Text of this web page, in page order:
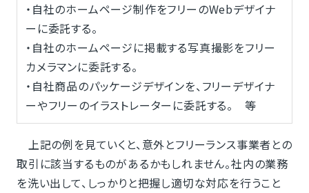
・自社のホームページ制作をフリーのWebデザイナ
ーに委託する。
・自社のホームページに掲載する写真撮影をフリー
カメラマンに委託する。
・自社商品のパッケージデザインを、フリーデザイナ
ーやフリーのイラストレーターに委託する。 等
上記の例を見ていくと、意外とフリーランス事業者との
取引に該当するものがあるかもしれません。社内の業務
を洗い出して、しっかりと把握し適切な対応を行うこと